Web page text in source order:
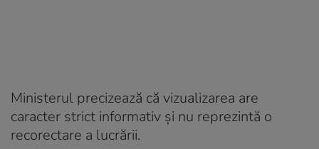
Ministerul precizează că vizualizarea are
caracter strict informativ și nu reprezintă o
recorectare a lucrării.